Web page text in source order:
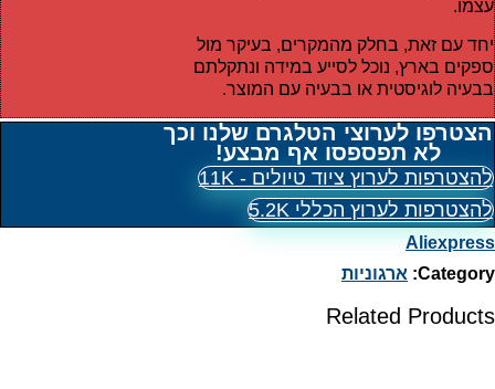
עצמו.
יחד עם זאת, בחלק מהמקרים, בעיקר מול
ספקים בארץ, נוכל לסייע במידה ונתקלתם
בבעיה לוגיסטית או בבעיה עם המוצר.
הצטרפו לערוצי הטלגרם שלנו וכך
לא תפספסו אף מבצע!
להצטרפות לערוץ ציוד טיולים - 11K
להצטרפות לערוץ הכללי 5.2K
Aliexpress
Category: ארגוניות
Related Products